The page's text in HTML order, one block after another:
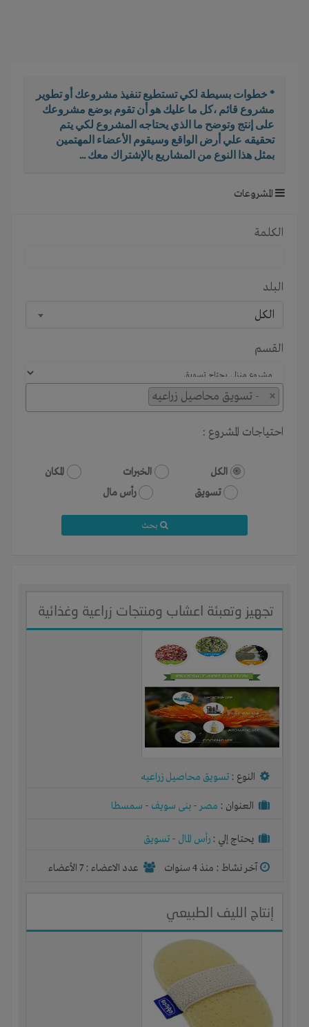
n
* خطوات بسيطة لكي تستطيع تنفيذ مشروعك أو تطوير
مشروع قائم ،كل ما عليك هو أن تقوم بوضع مشروعك
على إنتج وتوضح ما الذي يحتاجه المشروع لكي يتم
تحقيقه علي أرض الواقع وسيقوم الأعضاء المهتمين
بمثل هذا النوع من المشاريع بالإشتراك معك ...
المشروعات
الكلمة
البلد
الكل
القسم
× - تسويق محاصيل زراعيه
احتياجات المشروع :
الكل الخبرات
المكان
تسويق
رأس مال
تجهيز وتعبئة اعشاب ومنتجات زراعية وغذائية
النوع : تسويق محاصيل زراعيه
العنوان : مصر- بنى سويف - سمسطا
يحتاج إلي : رأس المال - تسويق
آخر نشاط : منذ 4 سنوات عدد الاعضاء : 7 الأعضاء
إنتاج الليف الطبيعي